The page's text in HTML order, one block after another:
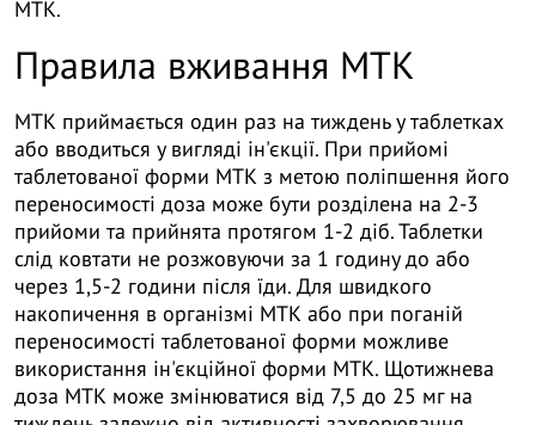
МТК.
Правила вживання МТК
МТК приймається один раз на тиждень у таблетках
або вводиться у вигляді ін'єкції. При прийомі
таблетованої форми МТК з метою поліпшення його
переносимості доза може бути розділена на 2-3
прийоми та прийнята протягом 1-2 діб. Таблетки
слід ковтати не розжовуючи за 1 годину до або
через 1,5-2 години після їди. Для швидкого
накопичення в організмі МТК або при поганій
переносимості таблетованої форми можливе
використання ін'єкційної форми МТК. Щотижнева
доза МТК може змінюватися від 7,5 до 25 мг на